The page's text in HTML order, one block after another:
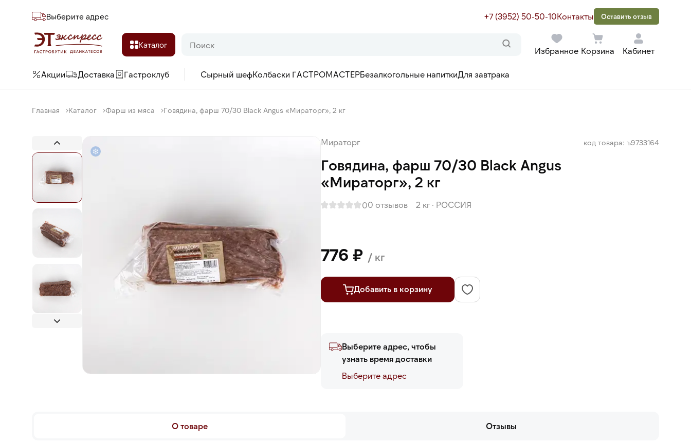
Выберите адреc +7 (3952) 50-50-10Контакты Оставить отзыв
Каталог
Избранное Корзина Кабинет
Акции Доставка Гастроклуб Сырный шефКолбаски ГАСТРОМАСТЕРБезалкогольные напиткиДля завтрака
Главная Каталог Фарш из мяса Говядина, фарш 70/30 Black Angus «Мираторг», 2 кг
Мираторг код товара: ъ9733164
Говядина, фарш 70/30 Black Angus
«Мираторг», 2 кг
00 отзывов 2 кг · РОССИЯ
776 ₽ / кг
Добавить в корзину
Выберите адрес, чтобы
узнать время доставки
Выберите адреc
О товаре Отзывы